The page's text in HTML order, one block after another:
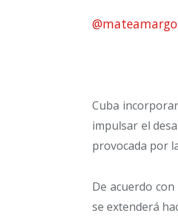
Cuba
impulsar el
provocada por
De acuerdo
se extenderá